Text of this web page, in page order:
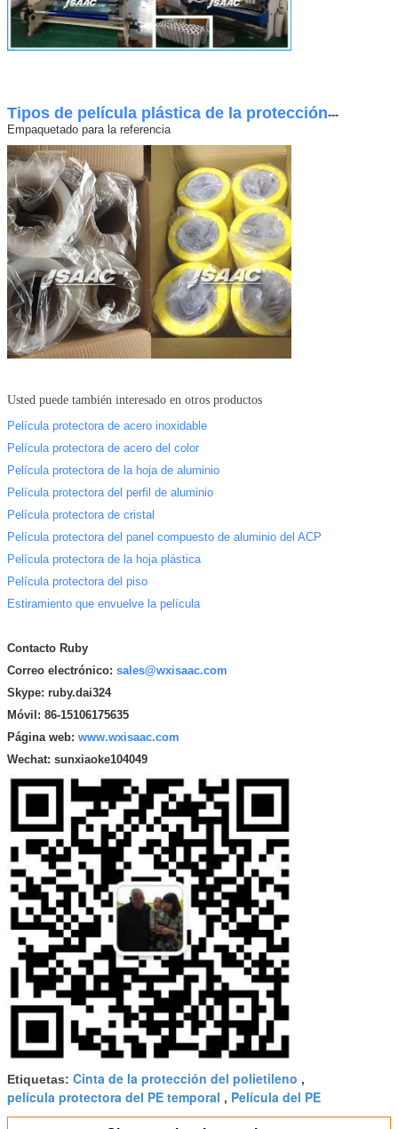
Tipos de película plástica de la protección---
Empaquetado para la referencia
Usted puede también interesado en otros productos
Película protectora de acero inoxidable
Película protectora de acero del color
Película protectora de la hoja de aluminio
Película protectora del perfil de aluminio
Película protectora de cristal
Película protectora del panel compuesto de aluminio del ACP
Película protectora de la hoja plástica
Película protectora del piso
Estiramiento que envuelve la película
Contacto Ruby
Correo electrónico: sales@wxisaac.com
Skype: ruby.dai324
Móvil: 86-15106175635
Página web: www.wxisaac.com
Wechat: sunxiaoke104049
Etiquetas: Cinta de la protección del polietileno ,
película protectora del PE temporal , Película del PE